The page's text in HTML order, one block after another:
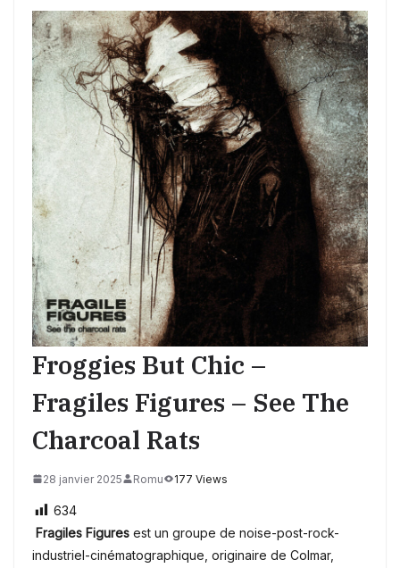
Froggies But Chic –
Fragiles Figures – See The
Charcoal Rats
28 janvier 2025 Romu 177 Views
634
Fragiles Figures est un groupe de noise-post-rock-
industriel-cinématographique, originaire de Colmar,